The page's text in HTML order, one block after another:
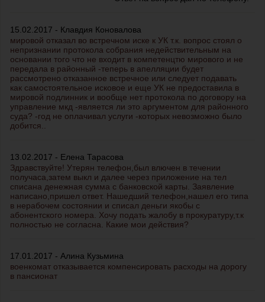
15.02.2017 - Клавдия Коновалова
мировой отказал во встречном иске к УК т.к. вопрос стоял о
непризнании протокола собрания недействительным на
основании того что не входит в компетенцтю мирового и не
передала в районный -теперь в апелляции будет
рассмотрено отказанное встречное или следует подавать
как самостоятельное исковое и еще УК не предоставила в
мировой подлинник и вообще нет протокола по договору на
управление мкд -является ли это аргументом для районного
суда? -год не оплачивал услуги -которых невозможно было
добится..
13.02.2017 - Елена Тарасова
Здравствуйте! Утерян телефон,был влючен в течении
получаса,затем выкл и далее через приложение на тел
списана денежная сумма с банковской карты. Заявление
написано,пришел ответ. Нашедший телефон,нашел его типа
в нерабочем состоянии и списал деньги якобы с
абонентского номера. Хочу подать жалобу в прокуратуру,т.к
полностью не согласна. Какие мои действия?
17.01.2017 - Алина Кузьмина
военкомат отказывается компенсировать расходы на дорогу
в пансионат